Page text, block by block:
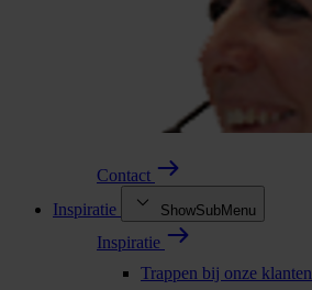
Contact
Inspiratie
ShowSubMenu
Inspiratie
Trappen bij onze klanten